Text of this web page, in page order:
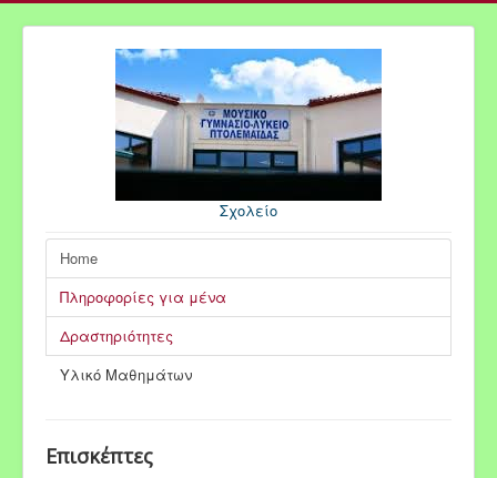
Σχολείο
Home
Πληροφορίες για μένα
Δραστηριότητες
Yλικό Μαθημάτων
Επισκέπτες